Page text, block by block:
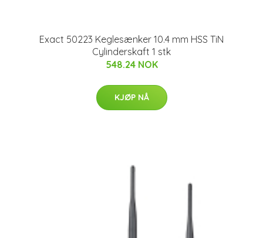
Exact 50223 Keglesænker 10.4 mm HSS TiN
Cylinderskaft 1 stk
548.24 NOK
KJØP NÅ